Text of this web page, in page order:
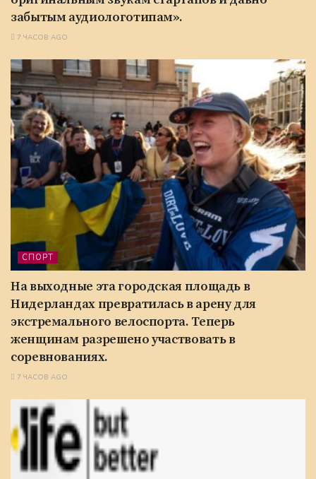
забытым аудиологотипам».
7 ЧАСОВ AGO
СПОРТ
На выходные эта городская площадь в
Нидерландах превратилась в арену для
экстремального велоспорта. Теперь
женщинам разрешено участвовать в
соревнованиях.
7 ЧАСОВ AGO